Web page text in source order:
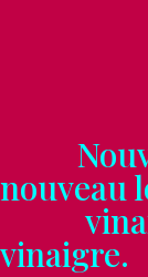
vinaigre.